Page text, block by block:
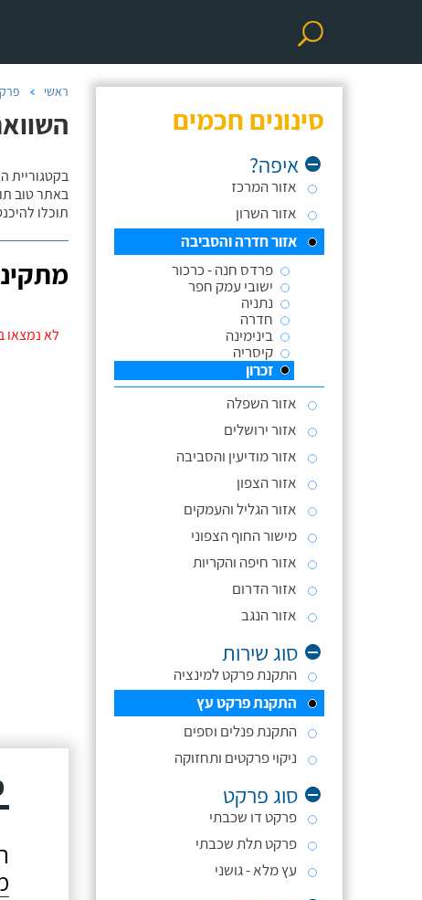
סינונים חכמים
איפה?
אזור המרכז
אזור השרון
אזור חדרה והסביבה
פרדס חנה - כרכור
ישובי עמק חפר
נתניה
חדרה
בינימינה
קיסריה
זכרון
אזור השפלה
אזור ירושלים
אזור מודיעין והסביבה
אזור הצפון
אזור הגליל והעמקים
מישור החוף הצפוני
אזור חיפה והקריות
אזור הדרום
אזור הנגב
סוג שירות
התקנת פרקט למינציה
התקנת פרקט עץ
התקנת פנלים וספים
ניקוי פרקטים ותחזוקה
סוג פרקט
פרקט דו שכבתי
פרקט תלת שכבתי
עץ מלא - גושני
ראשי
בקטגוריית
באתר טוב
תוכלו
לא נמצאו